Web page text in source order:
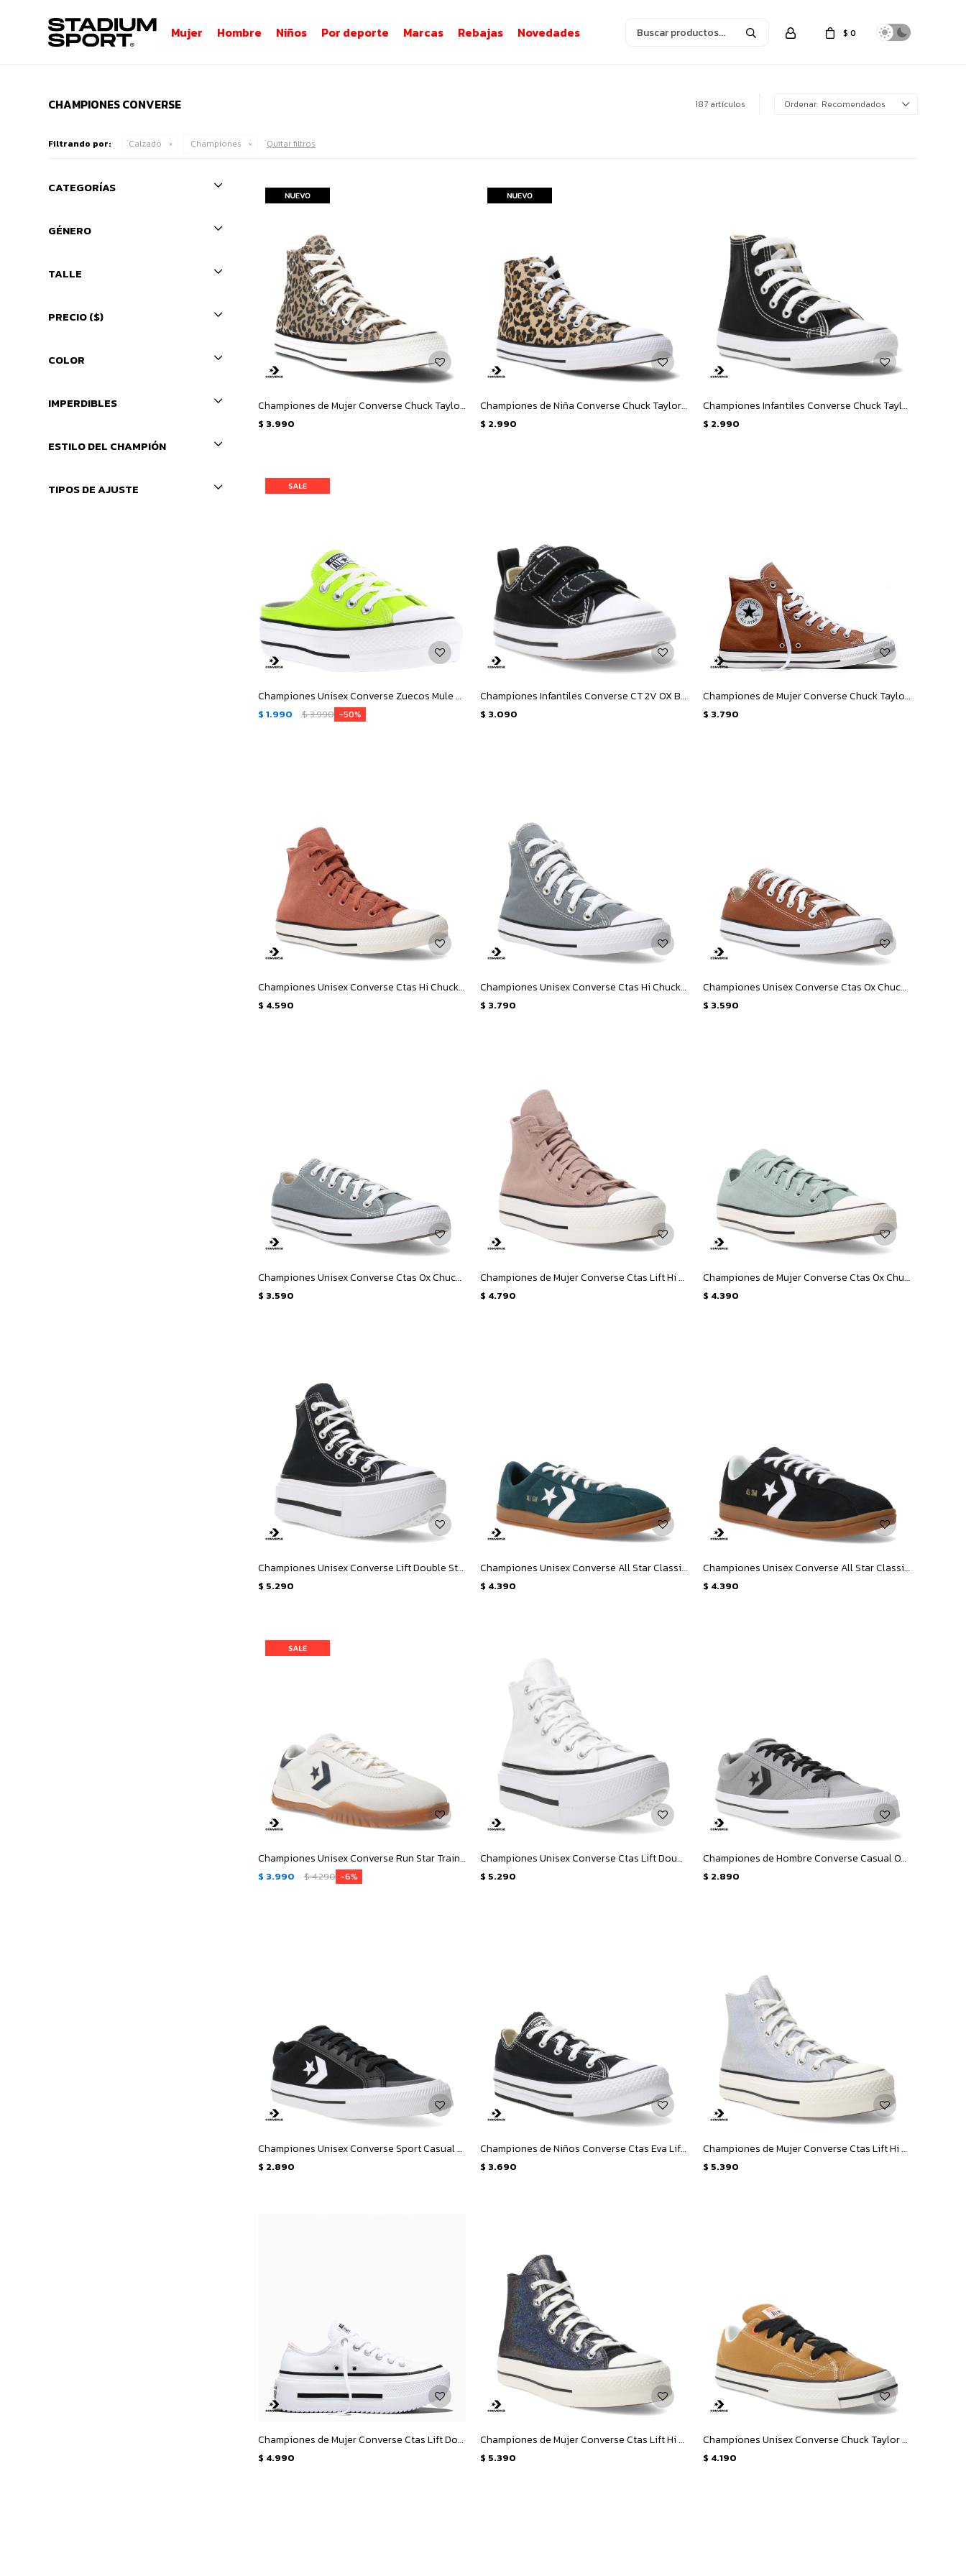
Mujer Hombre Niños Por deporte Marcas Rebajas Novedades $ 0
CHAMPIONES CONVERSE 187 artículos Recomendados
Filtrando por: Calzado Championes Quitar filtros
Championes de Mujer Converse Chuck Taylor All Star Hi Animal - Animal Print
$ 3.990
Championes de Niña Converse Chuck Taylor All Star Hi Animal Junior - Animal Print
$ 2.990
Championes Infantiles Converse Chuck Taylor Hi KIDS - Negro
$ 2.990
Championes Unisex Converse Zuecos Mule Lift - Amarillo Limón
$ 1.990 $3.990 50
Championes Infantiles Converse CT 2V OX Bebe - Negro
$ 3.090
Championes de Mujer Converse Chuck Taylor All Star Canvas - Marrón
$ 3.790
Championes Unisex Converse Ctas Hi Chuck Taylor All Star - Marrón - Blanco
$ 4.590
Championes Unisex Converse Ctas Hi Chuck Taylor All Star - Gris
$ 3.790
Championes Unisex Converse Ctas Ox Chuck Taylor All Star - Marrón - Blanco
$ 3.590
Championes Unisex Converse Ctas Ox Chuck Taylor All Star - Gris - Blanco
$ 3.590
Championes de Mujer Converse Ctas Lift Hi - Beige - Marrón Tierra
$ 4.790
Championes de Mujer Converse Ctas Ox Chuck Taylor All Star - Verde - Blanco
$ 4.390
Championes Unisex Converse Lift Double Stack - Negro - Blanco
$ 5.290
Championes Unisex Converse All Star Classic Trainer Suede - Verde
$ 4.390
Championes Unisex Converse All Star Classic Trainer Suede - Negro
$ 4.390
Championes Unisex Converse Run Star Trainer OX - Blanco - Negro
$ 3.990 $4.290 6
Championes Unisex Converse Ctas Lift Double Stack HI - Blanco - Negro
$ 5.290
Championes de Hombre Converse Casual OX Classic - Gris - Negro - Blanco
$ 2.890
Championes Unisex Converse Sport Casual OX - Negro - Blanco
$ 2.890
Championes de Niños Converse Ctas Eva Lift Ox Junior - Negro - Blanco
$ 3.690
Championes de Mujer Converse Ctas Lift Hi - Blanco - Plata
$ 5.390
Championes de Mujer Converse Ctas Lift Double Stack Ox - Blanco - Negro
$ 4.990
Championes de Mujer Converse Ctas Lift Hi - Negro
$ 5.390
Championes Unisex Converse Chuck Taylor Puff - Marrón - Amarillo Mostaza
$ 4.190
CATEGORÍAS
GÉNERO
TALLE
PRECIO($)
COLOR
IMPERDIBLES
ESTILO DEL CHAMPIÓN
TIPOS DE AJUSTE